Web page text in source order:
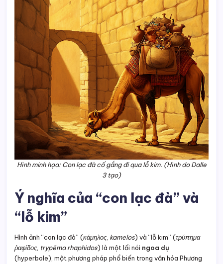
Hình minh họa: Con lạc đà cố gắng đi qua lỗ kim. (Hình do Dalle
3 tạo)
Ý nghĩa của “con lạc đà” và
“lỗ kim”
Hình ảnh “con lạc đà” (κάμηλος, kamelos) và “lỗ kim” (τρύπημα
ῥαφίδος, trypēma rhaphidos) là một lối nói ngoa dụ
(hyperbole), một phương pháp phổ biến trong văn hóa Phương